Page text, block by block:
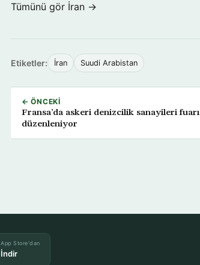
Tümünü gör İran →
Etiketler: İran Suudi Arabistan
← ÖNCEKI
Fransa’da askeri denizcilik sanayileri fuarı
düzenleniyor
App Store'dan
İndir